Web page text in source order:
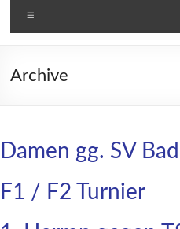
Archive
Damen gg. SV
F1 / F2 Turnier